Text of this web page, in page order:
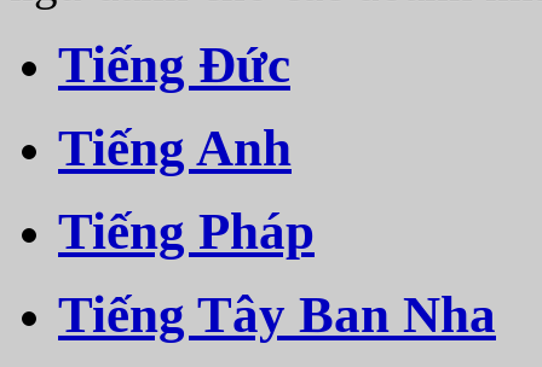
Tiếng Đức
Tiếng Anh
Tiếng Pháp
Tiếng Tây Ban Nha